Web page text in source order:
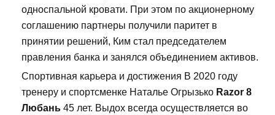
односпальной кровати. При этом по акционерному
соглашению партнеры получили паритет в
принятии решений, Ким стал председателем
правления банка и занялся объединением активов.
Спортивная карьера и достижения В 2020 году
тренеру и спортсменке Наталье Огрызько Razor 8
Любань 45 лет. Выдох всегда осуществляется во